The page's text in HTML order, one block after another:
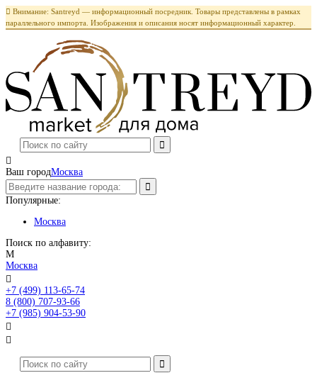
 Внимание: Santreyd — информационный посредник. Товары представлены в рамках
параллельного импорта. Изображения и описания носят информационный характер.

Ваш городМосква
Популярные:
Москва
Поиск по алфавиту:
М
Москва

+7 (499) 113-65-74
8 (800) 707-93-66
+7 (985) 904-53-90

